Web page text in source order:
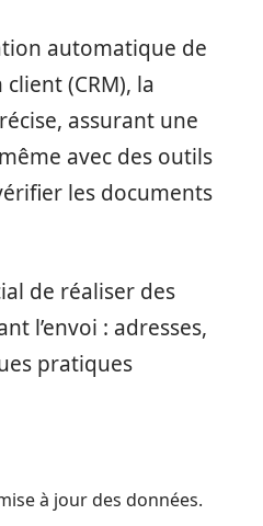
automatique de
(CRM), la
assurant une
avec des outils
les documents
de réaliser des
l’envoi : adresses,
pratiques
à jour des données.